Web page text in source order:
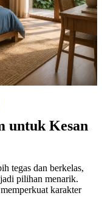
untuk Kesan
tegas dan berkelas,
pilihan menarik.
karakter